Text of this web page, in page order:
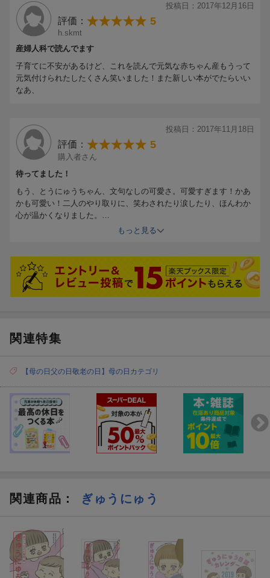
投稿日：2017年12月16日
評価： 5
h.skmt
産婦人科で読んでます
子育てに不安があるけど、これを読んで元気な赤ちゃん産もうって
元気付けられたしたくさん笑いました！また新しい本がでたらいい
なあ、
投稿日：2017年11月18日
評価： 5
購入者さん
待ってました！
もう、とうにゅうちゃん、文句なしの可愛さ。可愛すぎます！かあ
かも可愛い！二人のやり取りに、笑わされたり涙したり、ほんわか
心が温かくなりました。
次回は、予約特典の数量をもっと多く出来ないでしょうか？今回は
もっと見る
関連特集
【母の日父の日敬老の日】母の日カテゴリ
関連商品 ： ぎゅうにゅう